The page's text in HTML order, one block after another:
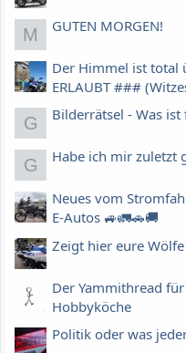
M GUTEN MORGEN!
Der Himmel ist total
ERLAUBT ###
G Bilderrätsel - Was ist
G Habe ich mir zuletzt
Neues vom
E-Autos 🚙🚛🚗🚚
Zeigt hier eure
Der Yammithread
Hobbyköche
Politik oder was